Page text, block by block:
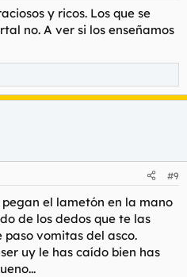
y ricos. Los que se
no. A ver si los enseñamos
#9
el lametón en la mano
de los dedos que te las
vomitas del asco.
uy le has caído bien has